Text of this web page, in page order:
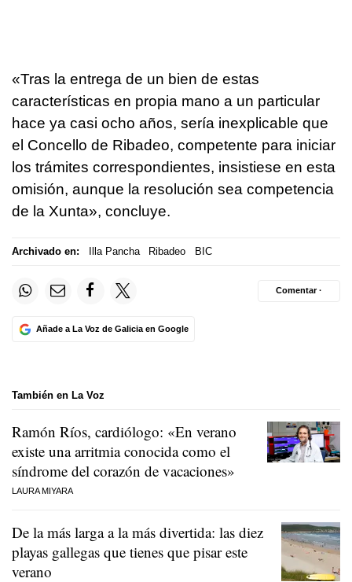
«Tras la entrega de un bien de estas
características en propia mano a un particular
hace ya casi ocho años, sería inexplicable que
el Concello de Ribadeo, competente para iniciar
los trámites correspondientes, insistiese en esta
omisión, aunque la resolución sea competencia
de la Xunta», concluye.
Archivado en: Illa Pancha Ribadeo BIC
Añade a La Voz de Galicia en Google
Comentar ·
También en La Voz
Ramón Ríos, cardiólogo: «En verano
existe una arritmia conocida como el
síndrome del corazón de vacaciones»
LAURA MIYARA
De la más larga a la más divertida: las diez
playas gallegas que tienes que pisar este
verano